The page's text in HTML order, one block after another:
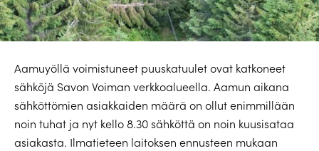
Aamuyöllä voimistuneet puuskatuulet ovat katkoneet
sähköjä Savon Voiman verkkoalueella. Aamun aikana
sähköttömien asiakkaiden määrä on ollut enimmillään
noin tuhat ja nyt kello 8.30 sähköttä on noin kuusisataa
asiakasta. Ilmatieteen laitoksen ennusteen mukaan